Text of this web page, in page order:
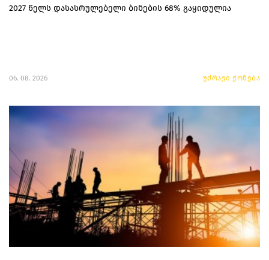
2027 წელს დასასრულებელი ბინების 68% გაყიდულია
06. 08. 2026 უძრავი ქონება